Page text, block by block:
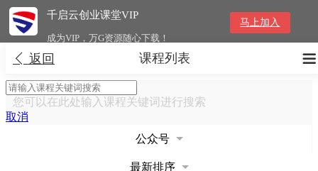
千启云创业课堂VIP
成为VIP，万G资源随心下载！
马上加入
 返回 
课程列表
您可以在此处输入课程关键词进行搜索
取消
公众号
最新排序